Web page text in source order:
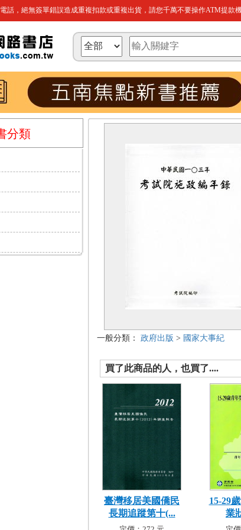
話，絕無簽單錯誤造成重複扣款或重複出貨，請您千萬不要操作ATM提款機
分類
一般分類： 政府出版 > 國家大事紀
買了此商品的人，也買了....
臺灣移居美國僑民
長期追蹤第十(...
15-29
業